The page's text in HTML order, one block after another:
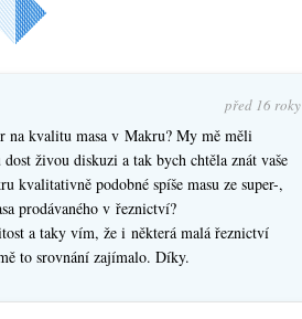
před 16 roky
na kvalitu masa v Makru? My mě měli
živou diskuzi a tak bych chtěla znát vaše
kvalitativně podobné spíše masu ze super-,
prodávaného v řeznictví?
a taky vím, že i některá malá řeznictví
to srovnání zajímalo. Díky.